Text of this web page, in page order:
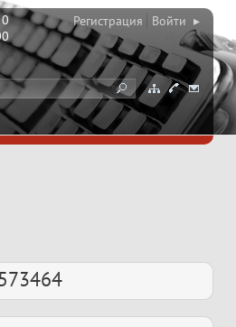
0
Регистрация Войти ▸